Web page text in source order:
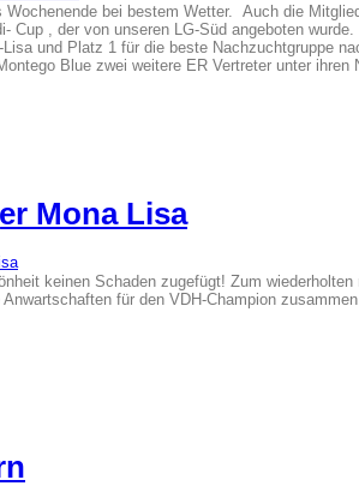
Wochenende bei bestem Wetter. Auch die
Cup , der von unseren LG-Süd angeboten
und Platz 1 für die beste Nachzuchtgruppe
Blue zwei weitere ER Vertreter unter ihren
Mona Lisa
keinen Schaden zugefügt! Zum
für den VDH-Champion